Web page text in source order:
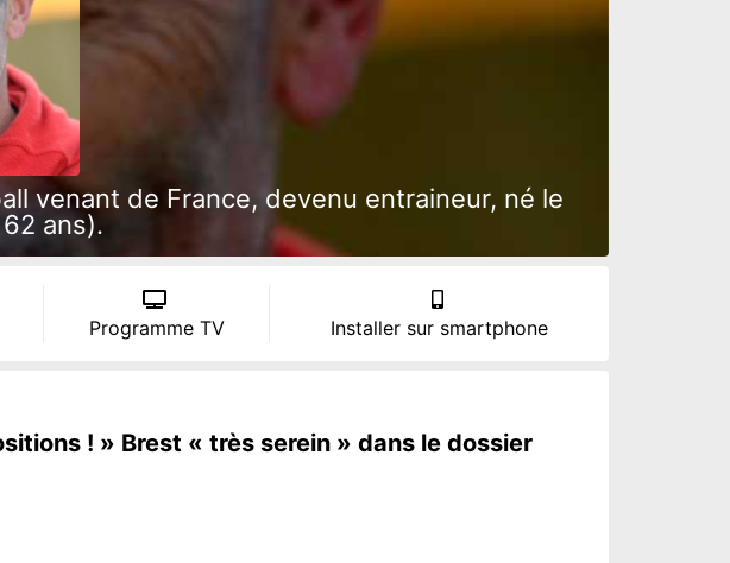
venant de France, devenu entraineur, né le
ans).
Programme TV Installer sur smartphone
! » Brest « très serein » dans le dossier